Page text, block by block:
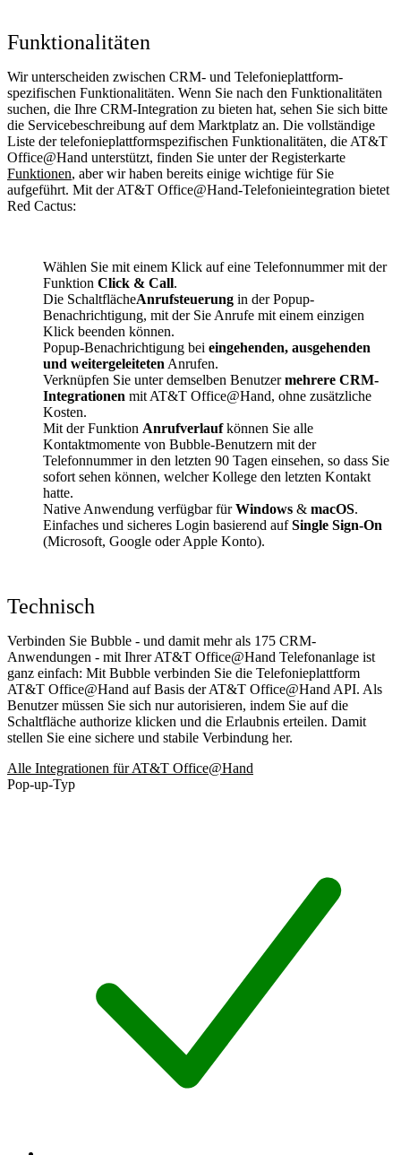
Funktionalitäten
Wir unterscheiden zwischen CRM- und Telefonieplattform-
spezifischen Funktionalitäten. Wenn Sie nach den Funktionalitäten
suchen, die Ihre CRM-Integration zu bieten hat, sehen Sie sich bitte
die Servicebeschreibung auf dem Marktplatz an. Die vollständige
Liste der telefonieplattformspezifischen Funktionalitäten, die AT&T
Office@Hand unterstützt, finden Sie unter der Registerkarte
Funktionen, aber wir haben bereits einige wichtige für Sie
aufgeführt. Mit der AT&T Office@Hand-Telefonieintegration bietet
Red Cactus:
Wählen Sie mit einem Klick auf eine Telefonnummer mit der
Funktion Click & Call.
Die SchaltflächeAnrufsteuerung in der Popup-
Benachrichtigung, mit der Sie Anrufe mit einem einzigen
Klick beenden können.
Popup-Benachrichtigung bei eingehenden, ausgehenden
und weitergeleiteten Anrufen.
Verknüpfen Sie unter demselben Benutzermehrere CRM-
Integrationen mit AT&T Office@Hand, ohne zusätzliche
Kosten.
Mit der Funktion Anrufverlaufkönnen Sie alle
Kontaktmomente von Bubble-Benutzern mit der
Telefonnummer in den letzten 90 Tagen einsehen, so dass Sie
sofort sehen können, welcher Kollege den letzten Kontakt
hatte.
Native Anwendung verfügbar fürWindows & macOS.
Einfaches und sicheres Login basierend aufSingle Sign-On
(Microsoft, Google oder Apple Konto).
Technisch
Verbinden Sie Bubble - und damit mehr als 175 CRM-
Anwendungen - mit Ihrer AT&T Office@Hand Telefonanlage ist
ganz einfach: Mit Bubble verbinden Sie die Telefonieplattform
AT&T Office@Hand auf Basis der AT&T Office@Hand API. Als
Benutzer müssen Sie sich nur autorisieren, indem Sie auf die
Schaltfläche authorize klicken und die Erlaubnis erteilen. Damit
stellen Sie eine sichere und stabile Verbindung her.
Alle Integrationen für AT&T Office@Hand
Pop-up-Typ